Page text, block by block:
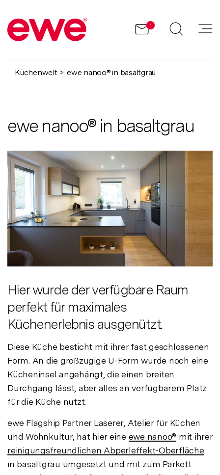
1
Küchenwelt ewe nanoo® in basaltgrau
ewe nanoo® in basaltgrau
Hier wurde der verfügbare Raum
perfekt für maximales
Küchenerlebnis ausgenützt.
Diese Küche besticht mit ihrer fast geschlossenen
Form. An die großzügige U-Form wurde noch eine
Kücheninsel angehängt, die einen breiten
Durchgang lässt, aber alles an verfügbarem Platz
für die Küche nutzt.
ewe Flagship Partner Laserer, Atelier für Küchen
und Wohnkultur, hat hier eine ewe nanoo® mit ihrer
reinigungsfreundlichen Abperleffekt-Oberfläche
in basaltgrau umgesetzt und mit zum Parkett